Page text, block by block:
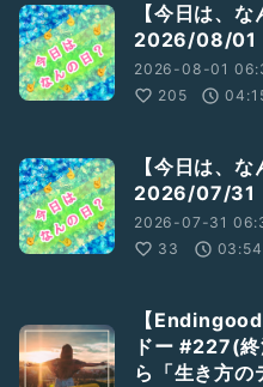
【今日は、な
2026/08/01
2026-08-01
205
【今日は、な
2026/07/31
2026-07-31
33
03:54
【
ドー #227(
ら「生き方の